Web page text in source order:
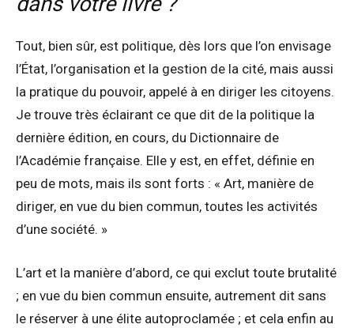
Tout, bien sûr, est politique, dès lors que l’on envisage
l’État, l’organisation et la gestion de la cité, mais aussi
la pratique du pouvoir, appelé à en diriger les citoyens.
Je trouve très éclairant ce que dit de la politique la
dernière édition, en cours, du Dictionnaire de
l’Académie française. Elle y est, en effet, définie en
peu de mots, mais ils sont forts : « Art, manière de
diriger, en vue du bien commun, toutes les activités
d’une société. »
L’art et la manière d’abord, ce qui exclut toute brutalité
; en vue du bien commun ensuite, autrement dit sans
le réserver à une élite autoproclamée ; et cela enfin au